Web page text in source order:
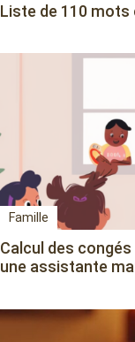
Liste de 110 mots
Famille
Calcul des
une assistante